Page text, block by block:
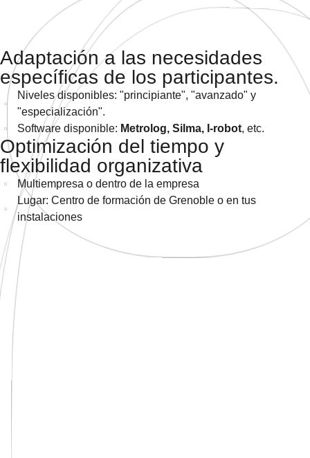
Adaptación a las necesidades
específicas de los participantes.
Niveles disponibles: "principiante", "avanzado" y
"especialización".
Software disponible: Metrolog, Silma, I-robot, etc.
Optimización del tiempo y
flexibilidad organizativa
Multiempresa o dentro de la empresa
Lugar: Centro de formación de Grenoble o en tus
instalaciones